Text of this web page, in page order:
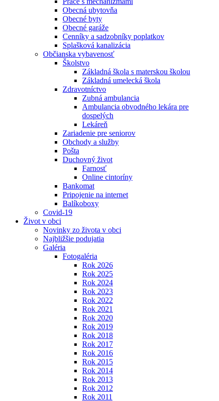
Obecná ubytovňa
Obecné byty
Obecné garáže
Cenníky a sadzobníky poplatkov
Splašková kanalizácia
Občianska vybavenosť
Školstvo
Základná škola s materskou školou
Základná umelecká škola
Zdravotníctvo
Zubná ambulancia
Ambulancia obvodného lekára pre
dospelých
Lekáreň
Zariadenie pre seniorov
Obchody a služby
Pošta
Duchovný život
Farnosť
Online cintoríny
Bankomat
Pripojenie na internet
Balíkoboxy
Covid-19
Život v obci
Novinky zo života v obci
Najbližšie podujatia
Galéria
Fotogaléria
Rok 2026
Rok 2025
Rok 2024
Rok 2023
Rok 2022
Rok 2021
Rok 2020
Rok 2019
Rok 2018
Rok 2017
Rok 2016
Rok 2015
Rok 2014
Rok 2013
Rok 2012
Rok 2011